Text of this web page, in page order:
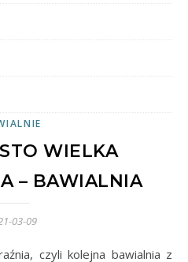
WIELKA
– BAWIALNIA
03-09